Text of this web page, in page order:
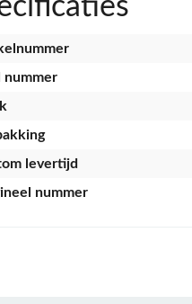
nummer
levertijd
nummer